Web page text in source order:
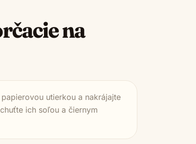
na
utierkou a nakrájajte
ich soľou a čiernym